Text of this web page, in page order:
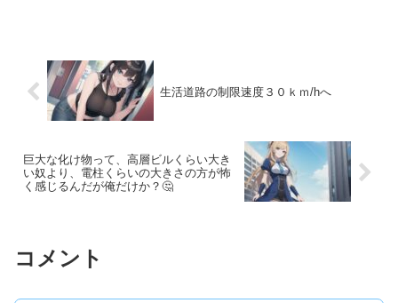
生活道路の制限速度３０ｋｍ/hへ
巨大な化け物って、高層ビルくらい大き
い奴より、電柱くらいの大きさの方が怖
く感じるんだが俺だけか？🤔
コメント